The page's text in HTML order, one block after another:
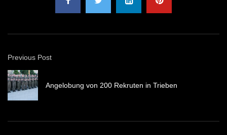
Previous Post
Angelobung von 200 Rekruten in Trieben